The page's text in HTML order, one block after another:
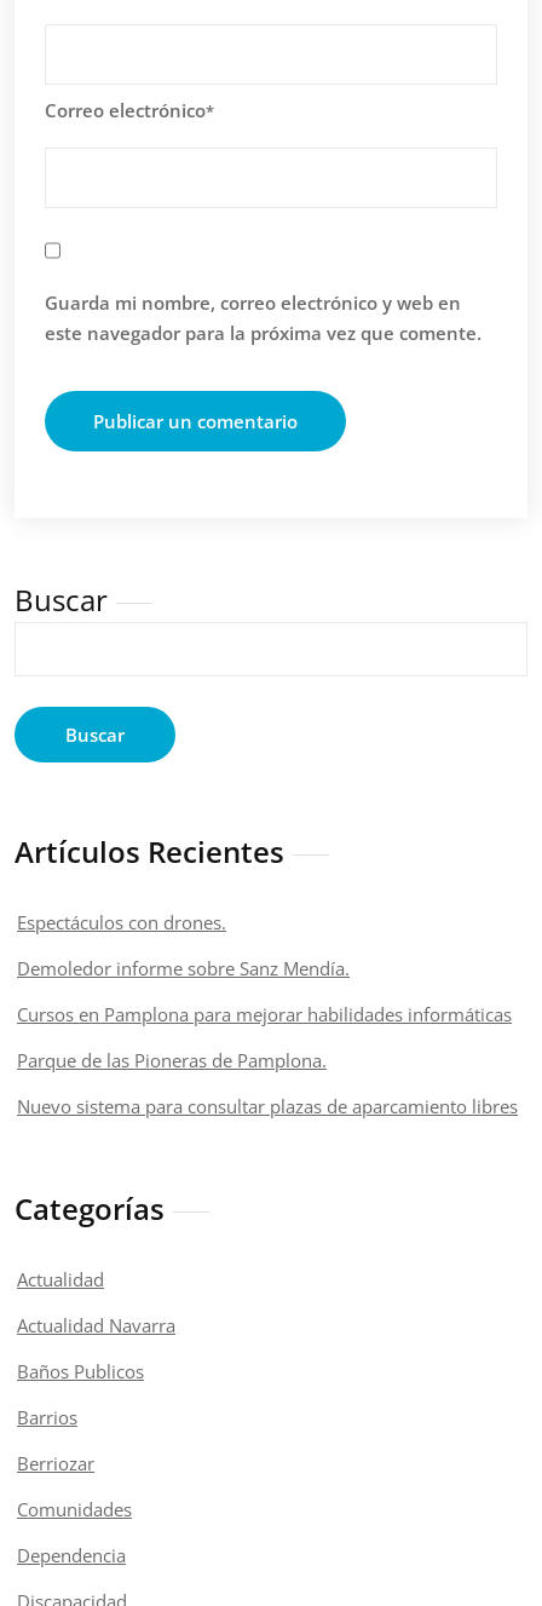
Correo electrónico*
Guarda mi nombre, correo electrónico y web en
este navegador para la próxima vez que comente.
Buscar
Buscar
Artículos Recientes
Espectáculos con drones.
Demoledor informe sobre Sanz Mendía.
Cursos en Pamplona para mejorar habilidades informáticas
Parque de las Pioneras de Pamplona.
Nuevo sistema para consultar plazas de aparcamiento libres
Categorías
Actualidad
Actualidad Navarra
Baños Publicos
Barrios
Berriozar
Comunidades
Dependencia
Discapacidad